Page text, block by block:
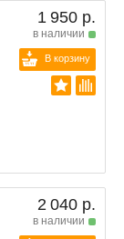
1 950 р.
в наличии
В корзину
2 040 р.
в наличии